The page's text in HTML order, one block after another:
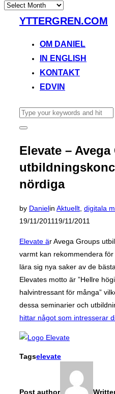
Arkiv
YTTERGREN.COM
OM DANIEL
IN ENGLISH
KONTAKT
EDVIN
Search
for:
Toggle
&
navigation
Elevate –
nördiga
by Danielin Aktuellt, digitala
19/11/201119/11/2011
Elevate är Avega Groups
varmt kan rekommendera
lära sig nya saker av de
Elevates motto är ”Hellre
halvintressant för många”
dessa seminarier och
hittar något som intresserar
Tagselevate
Post author